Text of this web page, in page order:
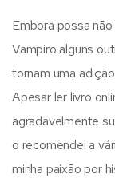
Embora possa
Vampiro alguns
tornam uma
Apesar ler livro
agradavelmente
o recomendei a
minha paixão por